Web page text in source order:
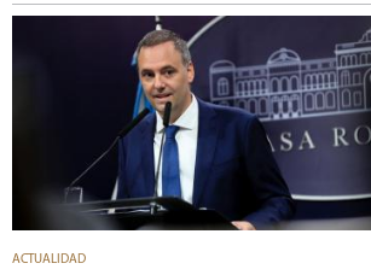
ACTUALIDAD